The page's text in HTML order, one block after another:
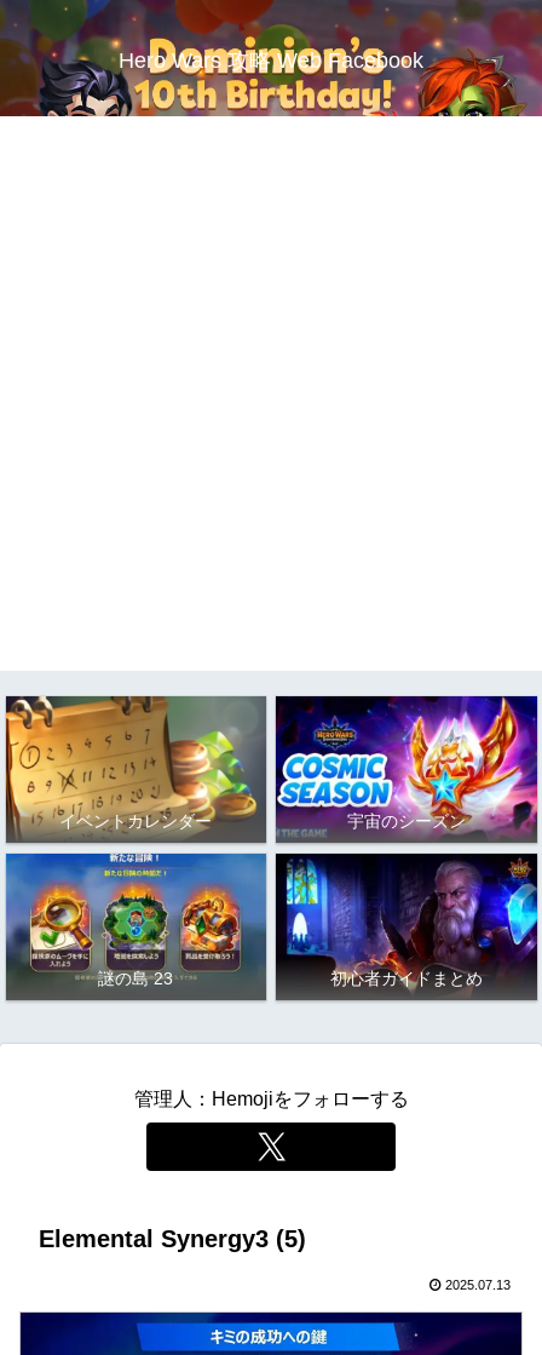
Hero Wars 攻略 Web Facebook
イベントカレンダー 宇宙のシーズン
謎の島 23 初心者ガイドまとめ
管理人：Hemojiをフォローする
Elemental Synergy3 (5)
2025.07.13